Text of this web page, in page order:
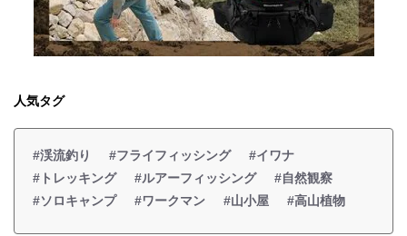
人気タグ
#渓流釣り #フライフィッシング
#イワナ
#トレッキング
#ルアーフィッシング
#自然観察
#ソロキャンプ
#ワークマン #山小屋 #高山植物